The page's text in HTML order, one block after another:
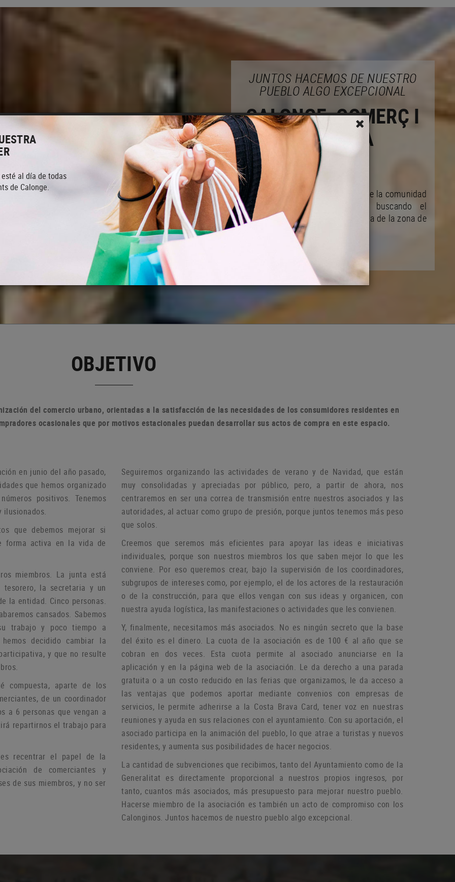
JUNTOS HACEMOS DE NUESTRO
PUEBLO ALGO EXCEPCIONAL
CALONGE, COMERÇ I
EMPRESA
Actuamos en bien de las mejoras de la comunidad
y de su desarrollo ciudadano buscando el
mejoramiento de la vida comunitaria de la zona de
la población
OBJETIVO
del comercio urbano, orientadas a la satisfacción de las necesidades de los consumidores residentes en
ocasionales que por motivos estacionales puedan desarrollar sus actos de compra en este espacio.
en junio del año pasado,
que hemos organizado
positivos. Tenemos
ilusionados.
que debemos mejorar si
forma activa en la vida de
miembros. La junta está
la secretaria y un
la entidad. Cinco personas.
cansados. Sabemos
trabajo y poco tiempo a
decidido cambiar la
y que no resulte
compuesta, aparte de los
de un coordinador
a 6 personas que vengan a
repartirnos el trabajo para
recentrar el papel de la
de comerciantes y
de sus miembros, y no ser
Seguiremos organizando las actividades de verano y de Navidad, que están
muy consolidadas y apreciadas por público, pero, a partir de ahora, nos
centraremos en ser una correa de transmisión entre nuestros asociados y las
autoridades, al actuar como grupo de presión, porque juntos tenemos más peso
que solos.
Creemos que seremos más eficientes para apoyar las ideas e iniciativas
individuales, porque son nuestros miembros los que saben mejor lo que les
conviene. Por eso queremos crear, bajo la supervisión de los coordinadores,
subgrupos de intereses como, por ejemplo, el de los actores de la restauración
o de la construcción, para que ellos vengan con sus ideas y organicen, con
nuestra ayuda logística, las manifestaciones o actividades que les convienen.
Y, finalmente, necesitamos más asociados. No es ningún secreto que la base
del éxito es el dinero. La cuota de la asociación es de 100 € al año que se
cobran en dos veces. Esta cuota permite al asociado anunciarse en la
aplicación y en la página web de la asociación. Le da derecho a una parada
gratuita o a un costo reducido en las ferias que organizamos, le da acceso a
las ventajas que podemos aportar mediante convenios con empresas de
servicios, le permite adherirse a la Costa Brava Card, tener voz en nuestras
reuniones y ayuda en sus relaciones con el ayuntamiento. Con su aportación, el
asociado participa en la animación del pueblo, lo que atrae a turistas y nuevos
residentes, y aumenta sus posibilidades de hacer negocios.
La cantidad de subvenciones que recibimos, tanto del Ayuntamiento como de la
Generalitat es directamente proporcional a nuestros propios ingresos, por
tanto, cuantos más asociados, más presupuesto para mejorar nuestro pueblo.
Hacerse miembro de la asociación es también un acto de compromiso con los
Calonginos. Juntos hacemos de nuestro pueblo algo excepcional.
al día de todas
de Calonge.